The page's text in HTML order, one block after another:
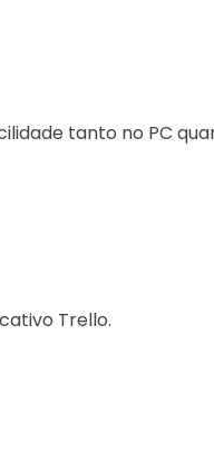
tanto no PC
Trello.